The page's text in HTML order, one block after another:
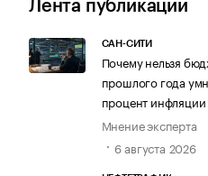
Лента публикаций
САН-СИТИ
Почему нельзя
прошлого года
процент инфляции
Мнение эксперта
6 августа 2026